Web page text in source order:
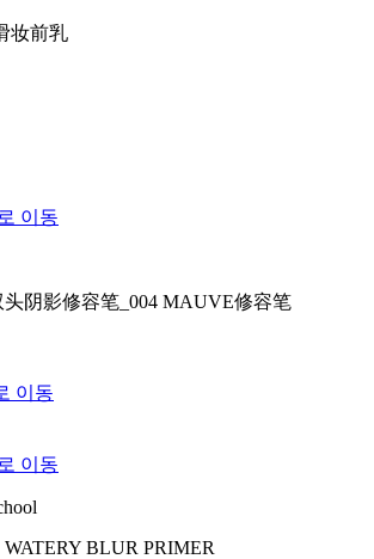
妆前乳
이동
阴影修容笔_004 MAUVE修容笔
이동
이동
BLUR PRIMER